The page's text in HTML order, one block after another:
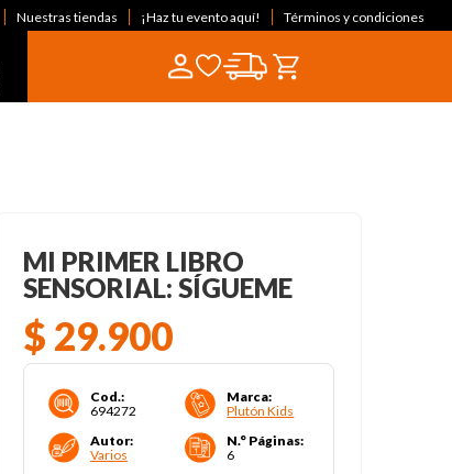
Nuestras tiendas ¡Haz tu evento aquí! Términos y condiciones
MI PRIMER LIBRO
SENSORIAL: SÍGUEME
$ 29.900
Cod.:
694272
Marca:
Plutón Kids
Autor:
Varios
N.° Páginas:
6